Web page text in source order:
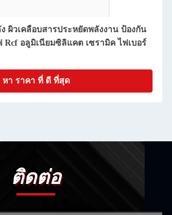
ง ผิวเคลือบสารประหยัดพลังงาน ป้องกัน
อลูมิเนียมซิลิแคต เซรามิค ไฟเบอร์
หา ราคา ที่ ดี ที่สุด
ติดต่อ